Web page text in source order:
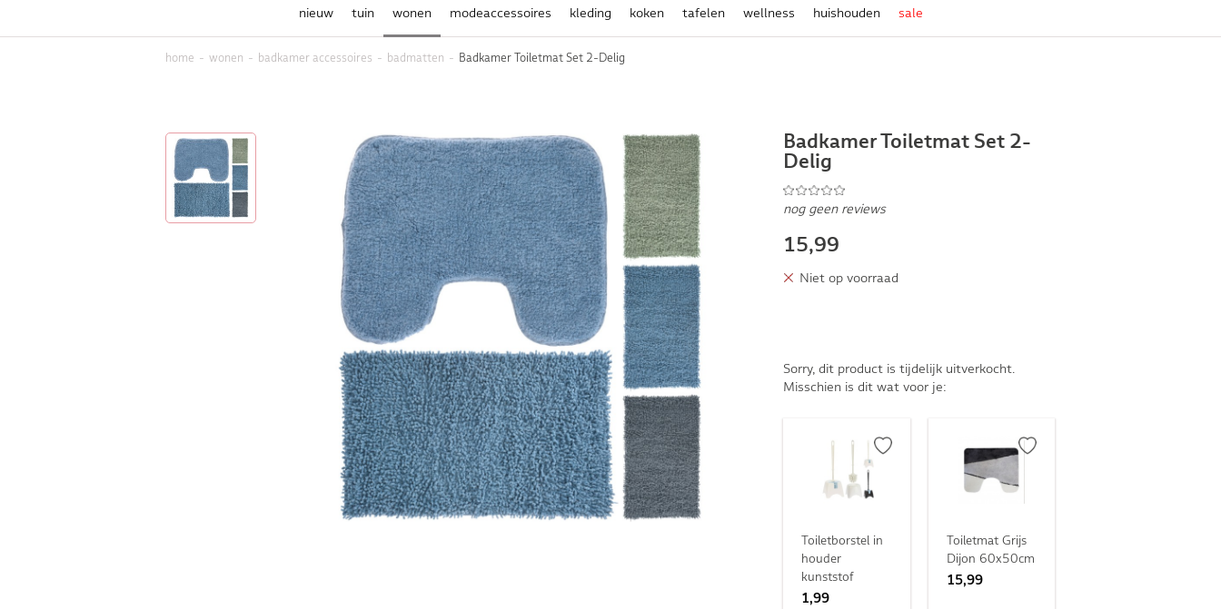
nieuw tuin wonen modeaccessoires kleding koken tafelen wellness huishouden sale
home wonen badkamer accessoires badmatten Badkamer Toiletmat Set 2-Delig
Badkamer Toiletmat Set 2-
Delig
nog geen reviews
15,99
Niet op voorraad
Sorry, dit product is tijdelijk uitverkocht.
Misschien is dit wat voor je:
Toiletborstel in
houder
kunststof
1,99
Toiletmat Grijs
Dijon 60x50cm
15,99